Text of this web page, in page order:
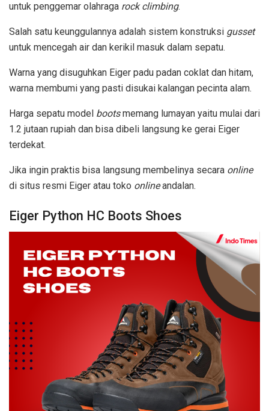
untuk penggemar olahraga rock climbing.
Salah satu keunggulannya adalah sistem konstruksi gusset
untuk mencegah air dan kerikil masuk dalam sepatu.
Warna yang disuguhkan Eiger padu padan coklat dan hitam,
warna membumi yang pasti disukai kalangan pecinta alam.
Harga sepatu model bootsmemang lumayan yaitu mulai dari
1.2 jutaan rupiah dan bisa dibeli langsung ke gerai Eiger
terdekat.
Jika ingin praktis bisa langsung membelinya secara online
di situs resmi Eiger atau toko onlineandalan.
Eiger Python HC Boots Shoes